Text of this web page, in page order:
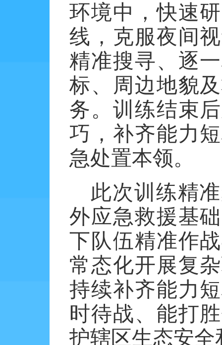
环境中，快速
线，克服夜间
精准搜寻、逐
标、周边地貌
务。训练结束
巧，补齐能力
急处置本领。
此次训练精
外应急救援基
下队伍精准作
常态化开展复
持续补齐能力
时待战、能打
护辖区生态安